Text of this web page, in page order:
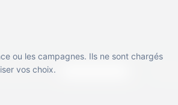
Cookies
ou les campagnes. Ils ne sont chargés
vos choix.